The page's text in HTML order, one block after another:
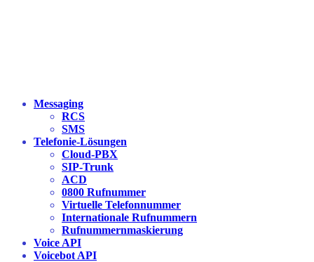
Messaging
RCS
SMS
Telefonie-Lösungen
Cloud-PBX
SIP-Trunk
ACD
0800 Rufnummer
Virtuelle Telefonnummer
Internationale Rufnummern
Rufnummernmaskierung
Voice API
Voicebot API